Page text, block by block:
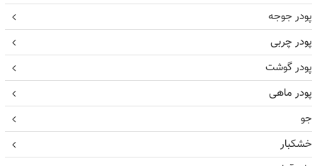
پودر جوجه
پودر چربی
پودر گوشت
پودر ماهی
جو
خشکبار